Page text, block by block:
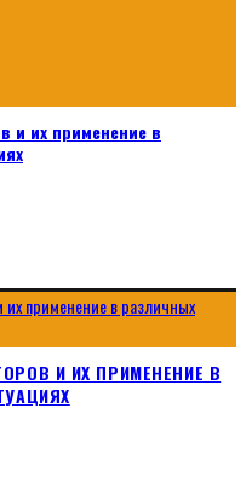
и их применение в
И ИХ ПРИМЕНЕНИЕ В